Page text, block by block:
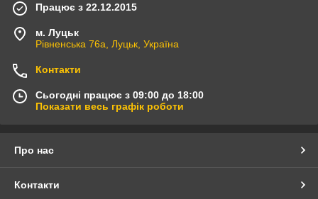
Працює з 22.12.2015
м. Луцьк
Рівненська 76а, Луцьк, Україна
Контакти
Сьогодні працює з 09:00 до 18:00
Показати весь графік роботи
Про нас
Контакти